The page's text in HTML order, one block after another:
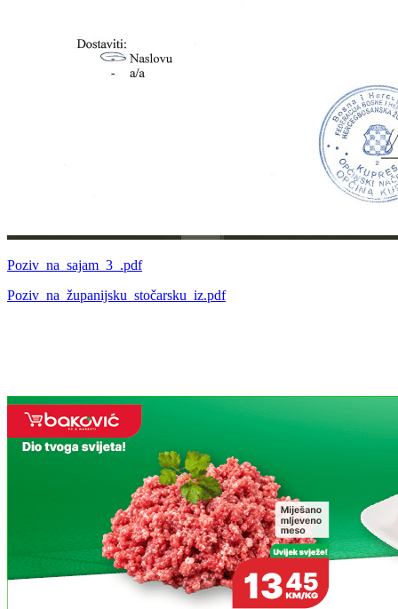
Poziv_na_sajam_3_.pdf
Poziv_na_županijsku_stočarsku_iz.pdf